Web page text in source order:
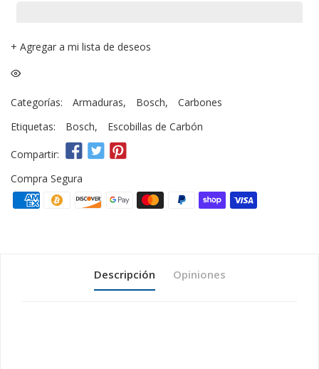
+ Agregar a mi lista de deseos
Categorías: Armaduras, Bosch,
Carbones
Etiquetas:
Bosch, Escobillas de Carbón
Compartir:
Compra Segura
Descripción Opiniones